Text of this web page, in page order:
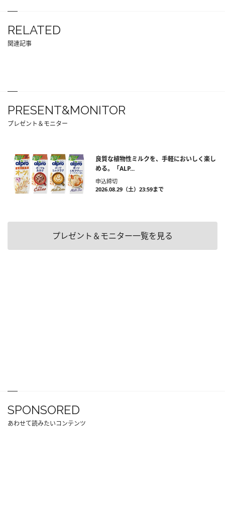
RELATED
関連記事
PRESENT&MONITOR
プレゼント＆モニター
良質な植物性ミルクを、手軽においしく楽し
める。「ALP...
申込締切
2026.08.29（土）23:59まで
プレゼント＆モニター一覧を見る
SPONSORED
あわせて読みたいコンテンツ